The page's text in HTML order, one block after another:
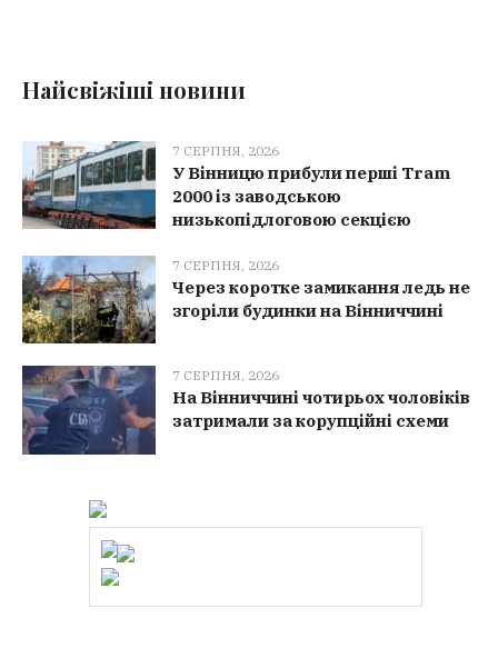
Найсвіжіші новини
7 СЕРПНЯ, 2026
У Вінницю прибули перші Tram
2000 із заводською
низькопідлоговою секцією
7 СЕРПНЯ, 2026
Через коротке замикання ледь не
згоріли будинки на Вінниччині
7 СЕРПНЯ, 2026
На Вінниччині чотирьох чоловіків
затримали за корупційні схеми